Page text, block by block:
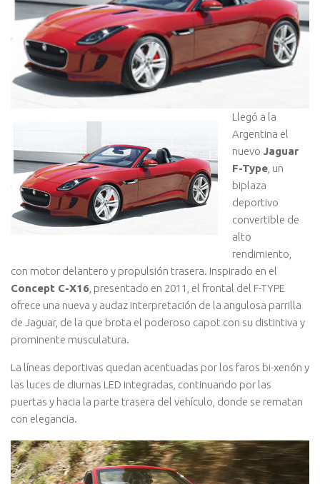
Llegó a la
Argentina el
nuevo Jaguar
F-Type , un
biplaza
deportivo
convertible de
alto
rendimiento,
con motor delantero y propulsión trasera. Inspirado en el
Concept C-X16 , presentado en 2011, el frontal del F-TYPE
ofrece una nueva y audaz interpretación de la angulosa parrilla
de Jaguar, de la que brota el poderoso capot con su distintiva y
prominente musculatura.
La líneas deportivas quedan acentuadas por los faros bi-xenón y
las luces de diurnas LED integradas, continuando por las
puertas y hacia la parte trasera del vehículo, donde se rematan
con elegancia.